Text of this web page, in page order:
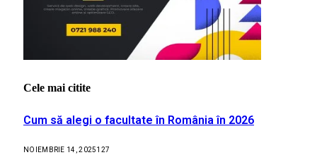
Cele mai citite
Cum să alegi o facultate în România în 2026
NOIEMBRIE 14, 2025127